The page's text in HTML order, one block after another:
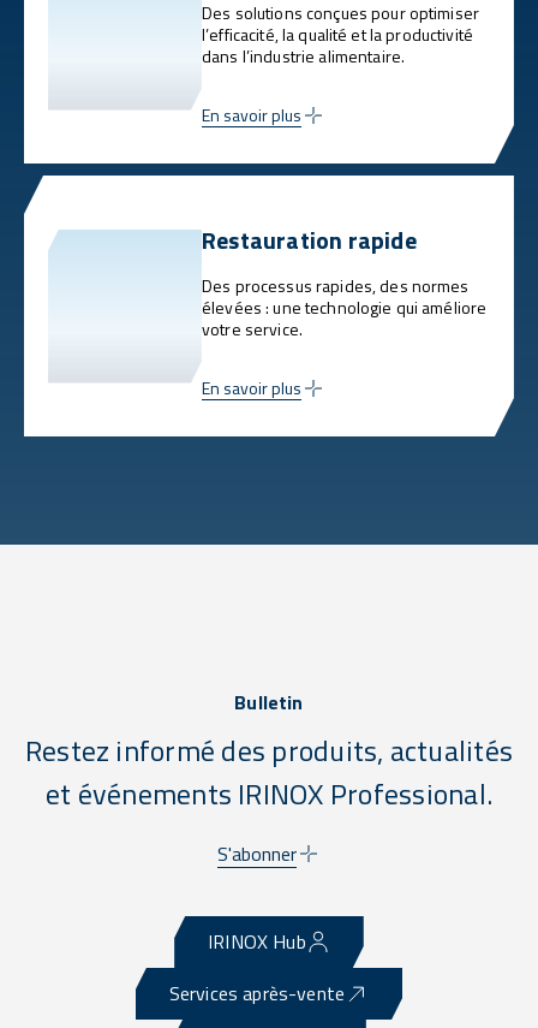
Des solutions conçues pour optimiser
l’efficacité, la qualité et la productivité
dans l’industrie alimentaire.
En savoir plus
Restauration rapide
Des processus rapides, des normes
élevées : une technologie qui améliore
votre service.
En savoir plus
Bulletin
Restez informé des produits, actualités
et événements IRINOX Professional.
S'abonner
IRINOX Hub
Services après-vente